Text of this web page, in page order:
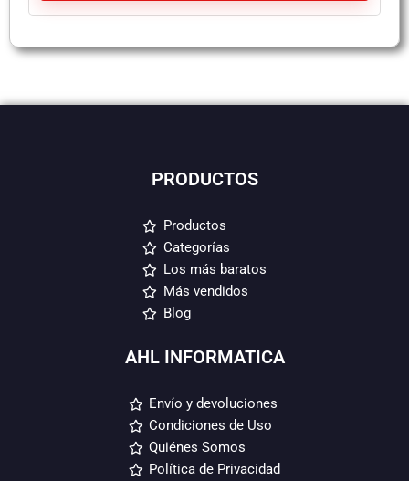
PRODUCTOS
Productos
Categorías
Los más baratos
Más vendidos
Blog
AHL INFORMATICA
Envío y devoluciones
Condiciones de Uso
Quiénes Somos
Política de Privacidad